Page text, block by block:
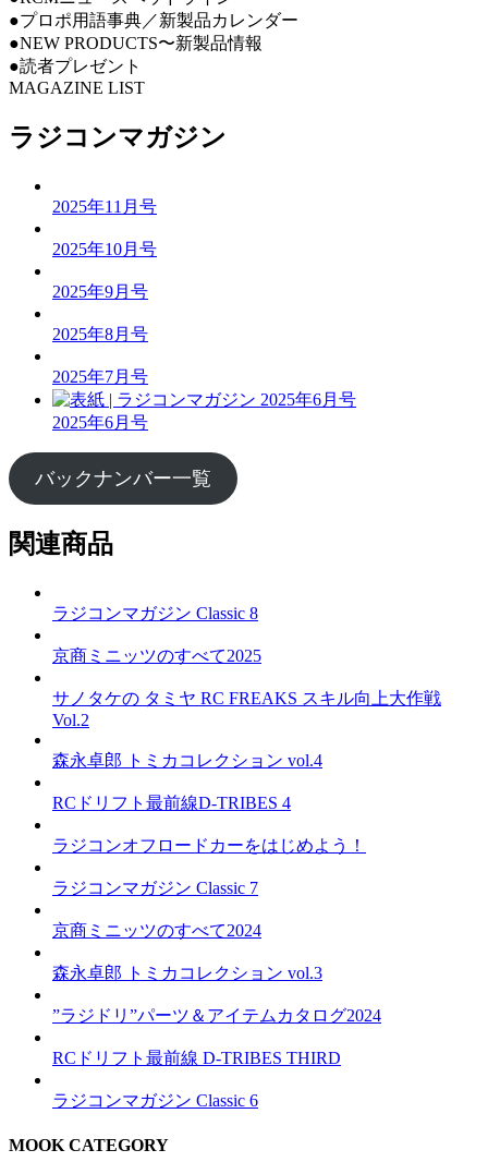
●プロポ用語事典／新製品カレンダー
●NEW PRODUCTS〜新製品情報
●読者プレゼント
MAGAZINE LIST
ラジコンマガジン
2025年11月号
2025年10月号
2025年9月号
2025年8月号
2025年7月号
2025年6月号
バックナンバー一覧
関連商品
ラジコンマガジン Classic 8
京商ミニッツのすべて2025
サノタケの タミヤ RC FREAKS スキル向上大作戦
Vol.2
森永卓郎 トミカコレクション vol.4
RCドリフト最前線D-TRIBES 4
ラジコンオフロードカーをはじめよう！
ラジコンマガジン Classic 7
京商ミニッツのすべて2024
森永卓郎 トミカコレクション vol.3
”ラジドリ”パーツ＆アイテムカタログ2024
RCドリフト最前線 D-TRIBES THIRD
ラジコンマガジン Classic 6
MOOK CATEGORY